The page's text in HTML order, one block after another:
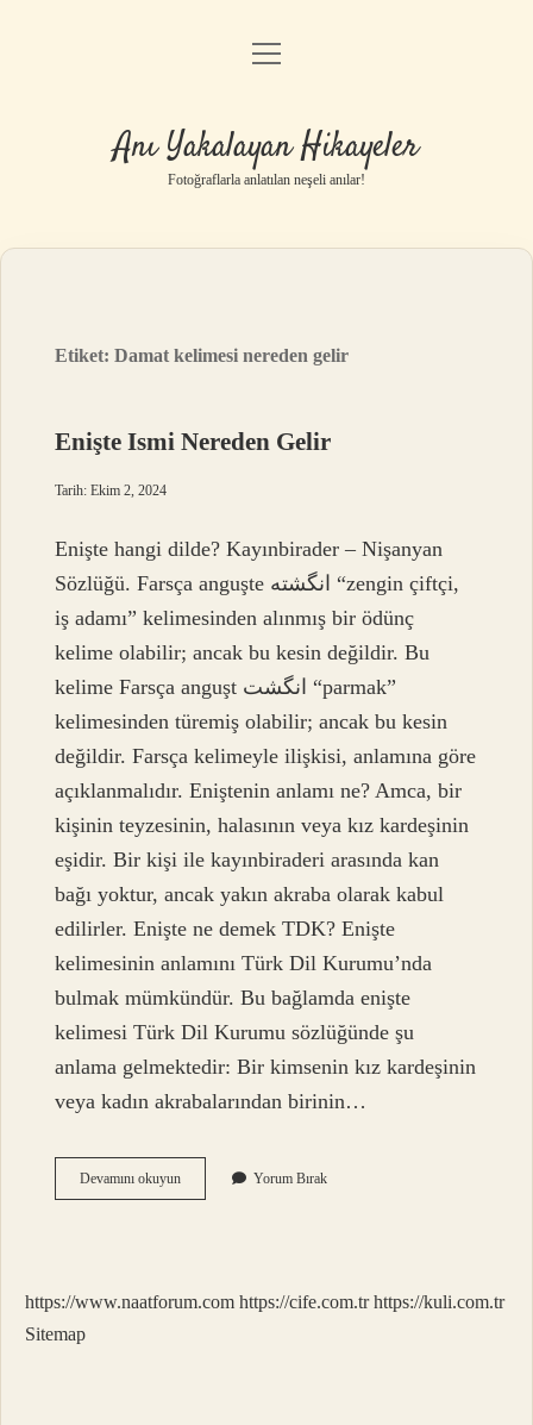
Anasayfa
Yasal Uyarı
menüyü
Anı Yakalayan Hikayeler
Fotoğraflarla anlatılan neşeli anılar!
Etiket:Damat kelimesi nereden gelir
Enişte Ismi Nereden Gelir
Tarih: Ekim 2, 2024
Enişte hangi dilde? Kayınbirader – Nişanyan
Sözlüğü. Farsça anguşte انگشته “zengin çiftçi,
iş adamı” kelimesinden alınmış bir ödünç
kelime olabilir; ancak bu kesin değildir. Bu
kelime Farsça anguşt انگشت “parmak”
kelimesinden türemiş olabilir; ancak bu kesin
değildir. Farsça kelimeyle ilişkisi, anlamına göre
açıklanmalıdır. Eniştenin anlamı ne? Amca, bir
kişinin teyzesinin, halasının veya kız kardeşinin
eşidir. Bir kişi ile kayınbiraderi arasında kan
bağı yoktur, ancak yakın akraba olarak kabul
edilirler. Enişte ne demek TDK? Enişte
kelimesinin anlamını Türk Dil Kurumu’nda
bulmak mümkündür. Bu bağlamda enişte
kelimesi Türk Dil Kurumu sözlüğünde şu
anlama gelmektedir: Bir kimsenin kız kardeşinin
veya kadın akrabalarından birinin…
Devamını okuyunEnişte
Ismi
Yorum Bırak
https://www.naatforum.com https://cife.com.tr https://kuli.com.tr
Sitemap